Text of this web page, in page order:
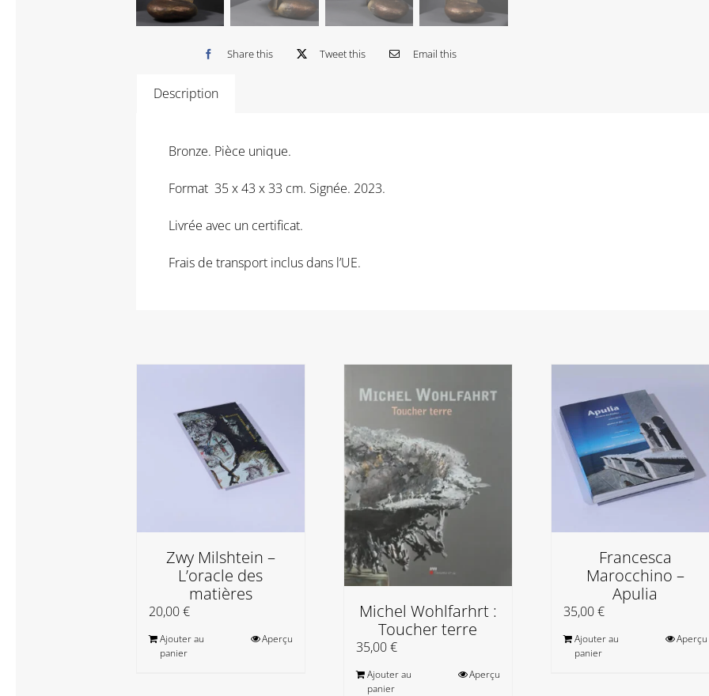
Share this Tweet this Email this
Description
Bronze. Pièce unique.
Format 35 x 43 x 33 cm. Signée. 2023.
Livrée avec un certificat.
Frais de transport inclus dans l’UE.
Zwy Milshtein –
L’oracle des
matières
20,00€
Ajouter au
panier
Aperçu
Michel Wohlfarhrt :
Toucher terre
35,00€
Ajouter au
panier
Aperçu
Francesca
Marocchino –
Apulia
35,00€
Ajouter au
panier
Aperçu